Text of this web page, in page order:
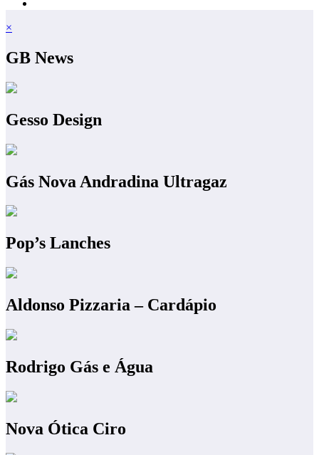
×
GB News
Gesso Design
Gás Nova Andradina Ultragaz
Pop’s Lanches
Aldonso Pizzaria – Cardápio
Rodrigo Gás e Água
Nova Ótica Ciro